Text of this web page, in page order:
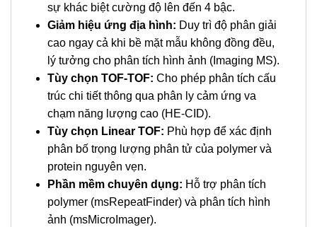
sự khác biệt cường độ lên đến 4 bậc.
Giảm hiệu ứng địa hình: Duy trì độ phân giải
cao ngay cả khi bề mặt mẫu không đồng đều,
lý tưởng cho phân tích hình ảnh (Imaging MS).
Tùy chọn TOF-TOF: Cho phép phân tích cấu
trúc chi tiết thông qua phân ly cảm ứng va
chạm năng lượng cao (HE-CID).
Tùy chọn Linear TOF: Phù hợp để xác định
phân bố trọng lượng phân tử của polymer và
protein nguyên vẹn.
Phần mềm chuyên dụng: Hỗ trợ phân tích
polymer (msRepeatFinder) và phân tích hình
ảnh (msMicroImager).